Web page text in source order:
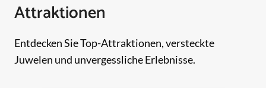
Attraktionen
Entdecken Sie Top-Attraktionen, versteckte
Juwelen und unvergessliche Erlebnisse.